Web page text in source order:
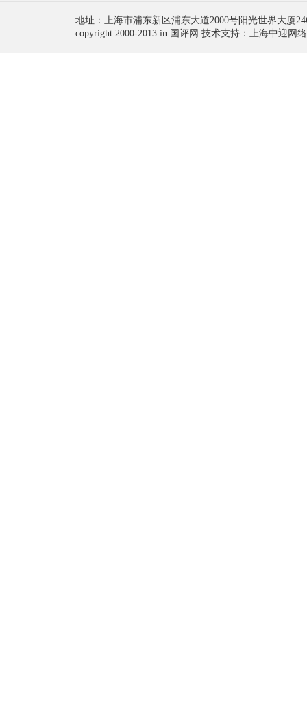
地址：上海市浦东新区浦东大道2000号阳光世界大厦
copyright 2000-2013 in 国评网 技术支持：上海中迎